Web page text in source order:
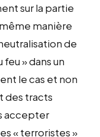
sur la partie
manière
de
» dans un
le cas et non
des tracts
accepter
« terroristes »